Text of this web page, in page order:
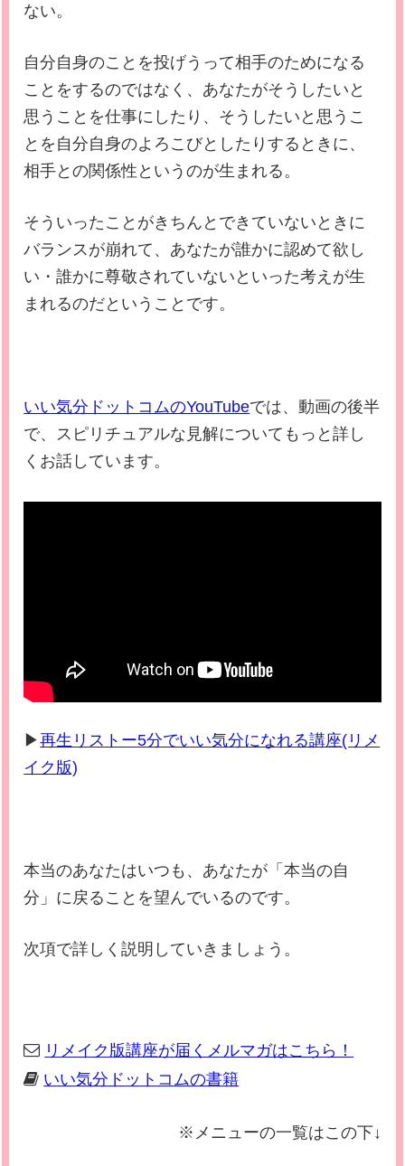
ない。
自分自身のことを投げうって相手のためになる
ことをするのではなく、あなたがそうしたいと
思うことを仕事にしたり、そうしたいと思うこ
とを自分自身のよろこびとしたりするときに、
相手との関係性というのが生まれる。
そういったことがきちんとできていないときに
バランスが崩れて、あなたが誰かに認めて欲し
い・誰かに尊敬されていないといった考えが生
まれるのだということです。
いい気分ドットコムのYouTubeでは、動画の後半
で、スピリチュアルな見解についてもっと詳し
くお話しています。
▶再生リストー5分でいい気分になれる講座(リメ
イク版)
本当のあなたはいつも、あなたが「本当の自
分」に戻ることを望んでいるのです。
次項で詳しく説明していきましょう。
リメイク版講座が届くメルマガはこちら！
いい気分ドットコムの書籍
※メニューの一覧はこの下↓